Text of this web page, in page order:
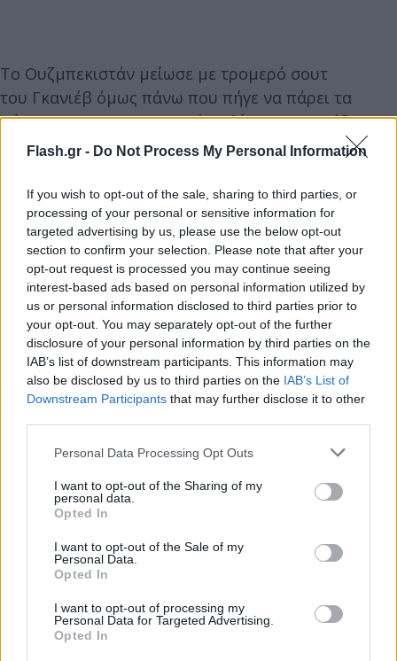
Flash.gr - Do Not Process My Personal Information
If you wish to opt-out of the sale, sharing to third parties, or
processing of your personal or sensitive information for
targeted advertising by us, please use the below opt-out
section to confirm your selection. Please note that after your
opt-out request is processed you may continue seeing
interest-based ads based on personal information utilized by
us or personal information disclosed to third parties prior to
your opt-out. You may separately opt-out of the further
disclosure of your personal information by third parties on the
IAB’s list of downstream participants. This information may
also be disclosed by us to third parties on the IAB’s List of
Downstream Participants that may further disclose it to other
Please note that this website/app uses one or more Google
not limited to your visit or usage behaviour. You may click to
grant or deny consent to Google and its third-party tags to
use your data for below specified purposes in below Google
consent section.
Personal Data Processing Opt Outs
I want to opt-out of the Sharing of my
personal data.
Opted In
I want to opt-out of the Sale of my
Personal Data.
Opted In
I want to opt-out of processing my
Personal Data for Targeted Advertising.
Opted In
Το Ουζμπεκιστάν μείωσε με τρομερό σουτ
του Γκανιέβ όμως πάνω που πήγε να πάρει τα
πάνω του και να ισορροπήσει λίγο το παιχνίδι, το
γκολ ακυρώθηκε για φάουλ στον Κανσέλο.
Οι Πορτογάλοι αφού δεν έπαθαν την ψυχρολουσία
του γκολ, κατάφεραν να κάνουν τρια τα τέρματά
του Μπρούνο Φερνάντες και πλάσαρε
υποδειγματικά.